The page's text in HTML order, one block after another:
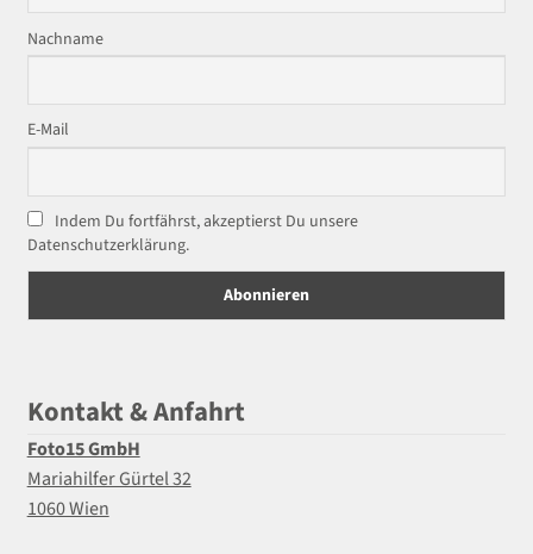
Nachname
E-Mail
Indem Du fortfährst, akzeptierst Du unsere
Datenschutzerklärung.
Kontakt & Anfahrt
Foto15 GmbH
Mariahilfer Gürtel 32
1060 Wien